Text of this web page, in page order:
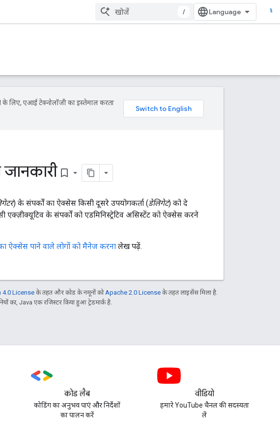
/
लिए, एआई टेक्नोलॉजी का इस्तेमाल करता
bookmark_border
) के संपर्कों का ऐक्सेस किसी दूसरे उपयोगकर्ता (डेलिगेट) को दे
के संपर्कों को एडमिनिस्ट्रेटिव असिस्टेंट को ऐक्सेस करने
ऐक्सेस पाने वाले लोगों को मैनेज करना लेख पढ़ें.
4.0 Licenseके तहत और कोड के नमूनों को Apache 2.0 License के तहत लाइसेंस मिला है.
का, Java एक रजिस्टर किया हुआ ट्रेडमार्क है.
कोड लैब
कोडिंग का अनुभव पाएं और निर्देशों
का पालन करें
वीडियो
हमारे YouTube चैनल की सदस्यता
लें